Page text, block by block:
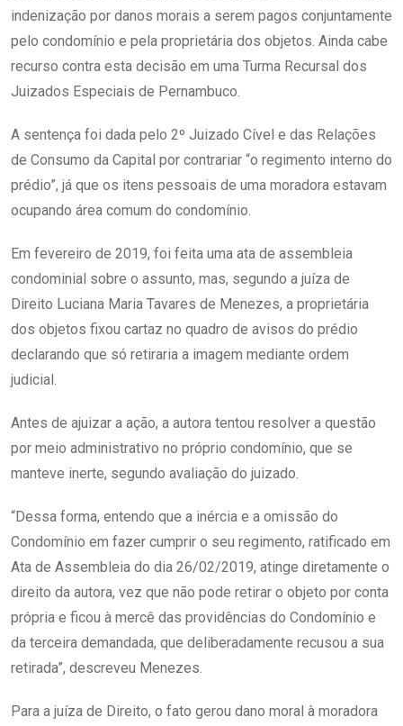
indenização por danos morais a serem pagos conjuntamente
pelo condomínio e pela proprietária dos objetos. Ainda cabe
recurso contra esta decisão em uma Turma Recursal dos
Juizados Especiais de Pernambuco.
A sentença foi dada pelo 2º Juizado Cível e das Relações
de Consumo da Capital por contrariar “o regimento interno do
prédio”, já que os itens pessoais de uma moradora estavam
ocupando área comum do condomínio.
Em fevereiro de 2019, foi feita uma ata de assembleia
condominial sobre o assunto, mas, segundo a juíza de
Direito Luciana Maria Tavares de Menezes, a proprietária
dos objetos fixou cartaz no quadro de avisos do prédio
declarando que só retiraria a imagem mediante ordem
judicial.
Antes de ajuizar a ação, a autora tentou resolver a questão
por meio administrativo no próprio condomínio, que se
manteve inerte, segundo avaliação do juizado.
“Dessa forma, entendo que a inércia e a omissão do
Condomínio em fazer cumprir o seu regimento, ratificado em
Ata de Assembleia do dia 26/02/2019, atinge diretamente o
direito da autora, vez que não pode retirar o objeto por conta
própria e ficou à mercê das providências do Condomínio e
da terceira demandada, que deliberadamente recusou a sua
retirada”, descreveu Menezes.
Para a juíza de Direito, o fato gerou dano moral à moradora